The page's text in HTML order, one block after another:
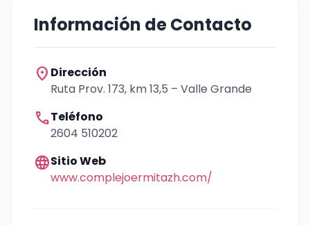
Información de Contacto
location_on Dirección
Ruta Prov. 173, km 13,5 – Valle Grande
callTeléfono
2604 510202
languageSitio Web
www.complejoermitazh.com/